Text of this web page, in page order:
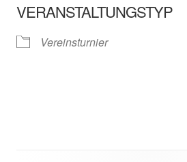
VERANSTALTUNGSTYP
Vereinsturnier